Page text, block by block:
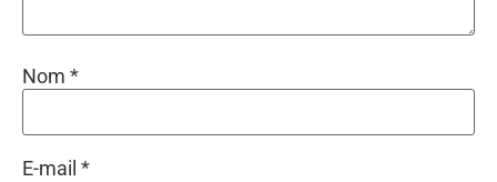
Nom *
E-mail *